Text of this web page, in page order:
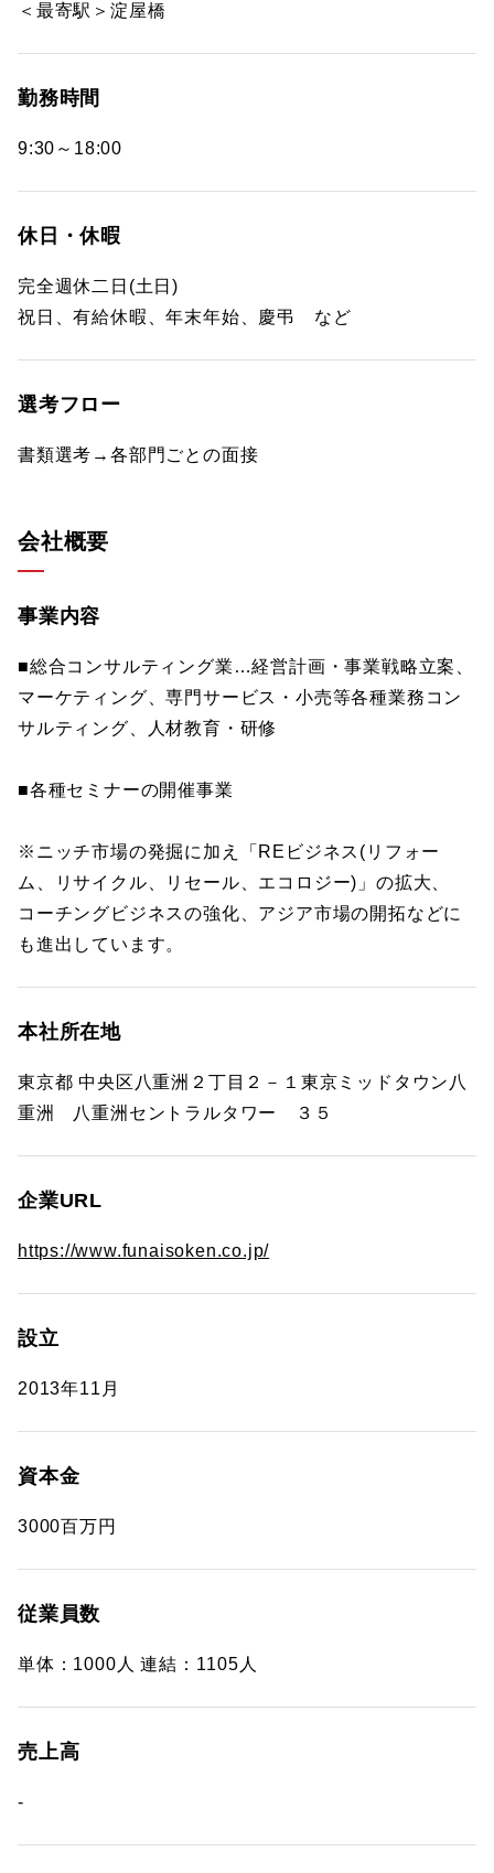
＜最寄駅＞淀屋橋
勤務時間
9:30～18:00
休日・休暇
完全週休二日(土日)
祝日、有給休暇、年末年始、慶弔 など
選考フロー
書類選考→各部門ごとの面接
会社概要
事業内容
■総合コンサルティング業…経営計画・事業戦略立案、
マーケティング、専門サービス・小売等各種業務コン
サルティング、人材教育・研修
■各種セミナーの開催事業
※ニッチ市場の発掘に加え「REビジネス(リフォー
ム、リサイクル、リセール、エコロジー)」の拡大、
コーチングビジネスの強化、アジア市場の開拓などに
も進出しています。
本社所在地
東京都 中央区八重洲２丁目２－１東京ミッドタウン八
重洲 八重洲セントラルタワー ３５
企業URL
https://www.funaisoken.co.jp/
設立
2013年11月
資本金
3000百万円
従業員数
単体：1000人 連結：1105人
売上高
-